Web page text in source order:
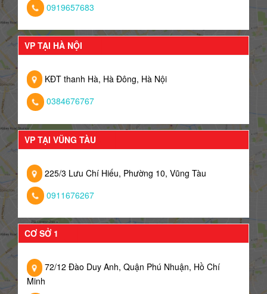
0919657683
VP TẠI HÀ NỘI
KĐT thanh Hà, Hà Đông, Hà Nội
0384676767
VP TẠI VŨNG TÀU
225/3 Lưu Chí Hiếu, Phường 10, Vũng Tàu
0911676267
CƠ SỞ 1
72/12 Đào Duy Anh, Quận Phú Nhuận, Hồ Chí
Minh